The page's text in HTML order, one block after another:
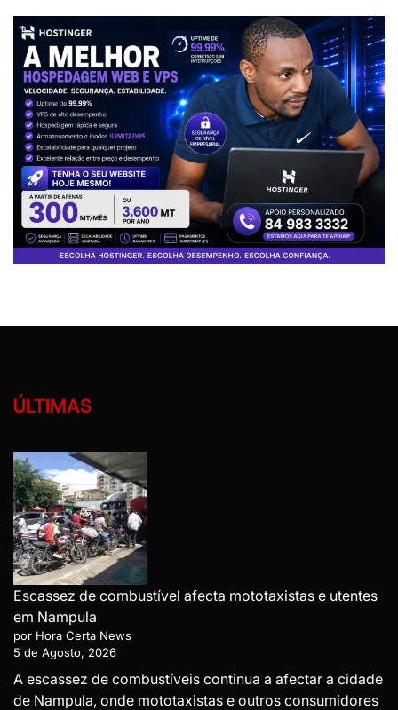
ÚLTIMAS
Escassez de combustível afecta mototaxistas e utentes
em Nampula
por Hora Certa News
5 de Agosto, 2026
A escassez de combustíveis continua a afectar a cidade
de Nampula, onde mototaxistas e outros consumidores